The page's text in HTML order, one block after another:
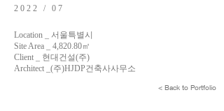
2022 / 07
Location _ 서울특별시
Site Area _ 4,820.80㎡
Client _ 현대건설(주)
Architect _(주)HJDP건축사사무소
< Back to Portfolio